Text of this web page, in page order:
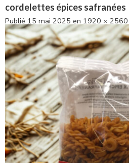
cordelettes épices safranées
Publié 15 mai 2025 en 1920 × 2560